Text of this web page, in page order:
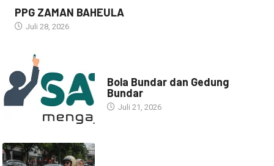
PPG ZAMAN BAHEULA
Juli 28, 2026
Bola Bundar dan Gedung
Bundar
Juli 21, 2026